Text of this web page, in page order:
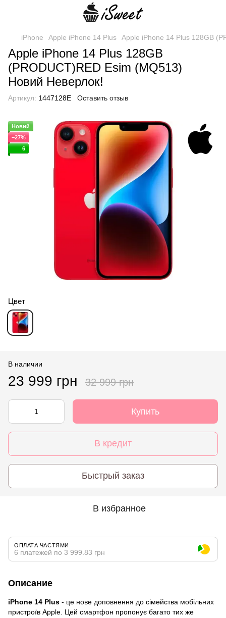
iPhone Apple iPhone 14 Plus Apple iPhone 14 Plus 128GB
Apple iPhone 14 Plus 128GB
(PRODUCT)RED Esim (MQ513)
Новий Неверлок!
Артикул: 1447128E Оставить отзыв
Новий
−27%
6
Цвет
В наличии
23 999 грн 32 999 грн
Купить
В кредит
Быстрый заказ
В избранное
ОПЛАТА ЧАСТЯМИ
6 платежей по 3 999.83 грн
Описание
iPhone 14 Plus - це нове доповнення до сімейства мобільних
пристроїв Apple. Цей смартфон пропонує багато тих же